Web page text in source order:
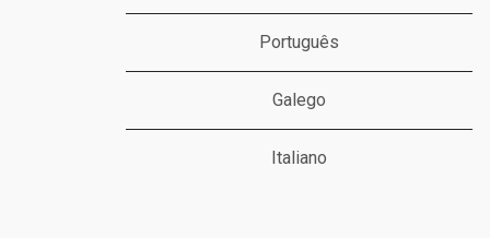
Português
Galego
Italiano